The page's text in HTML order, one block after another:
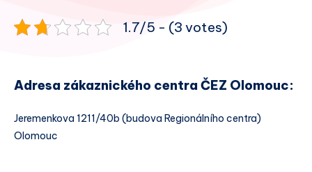
1.7/5 - (3 votes)
Adresa zákaznického centra ČEZ Olomouc:
Jeremenkova 1211/40b (budova Regionálního centra)
Olomouc